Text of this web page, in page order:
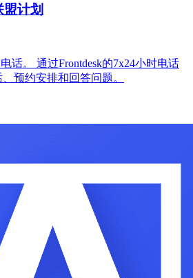
计划
话。 通过Frontdesk的7x24小时电话
预约安排和回答问题。